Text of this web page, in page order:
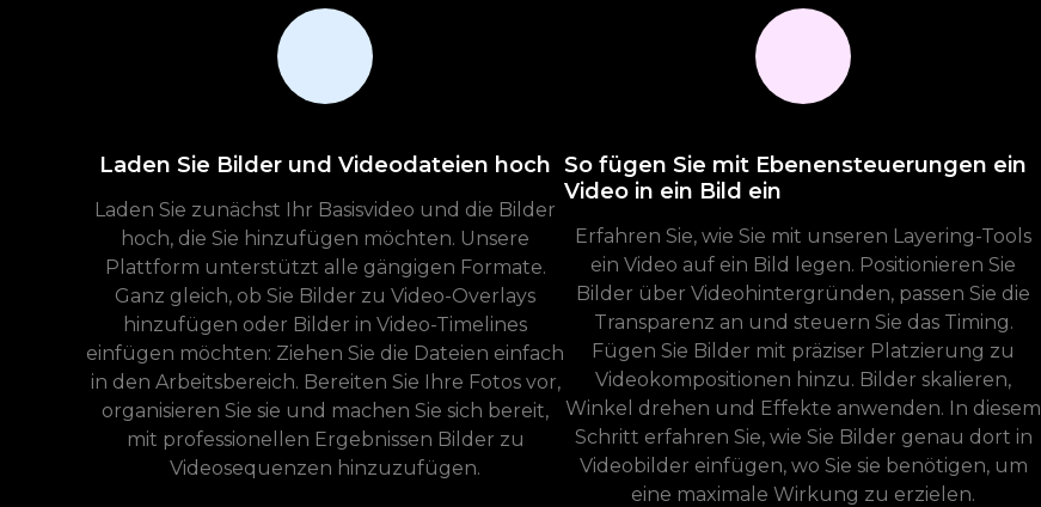
Laden Sie Bilder und Videodateien hoch
Laden Sie zunächst Ihr Basisvideo und die Bilder
hoch, die Sie hinzufügen möchten. Unsere
Plattform unterstützt alle gängigen Formate.
Ganz gleich, ob Sie Bilder zu Video-Overlays
hinzufügen oder Bilder in Video-Timelines
einfügen möchten: Ziehen Sie die Dateien einfach
in den Arbeitsbereich. Bereiten Sie Ihre Fotos vor,
organisieren Sie sie und machen Sie sich bereit,
mit professionellen Ergebnissen Bilder zu
Videosequenzen hinzuzufügen.
So fügen Sie mit Ebenensteuerungen ein
Video in ein Bild ein
Erfahren Sie, wie Sie mit unseren Layering-Tools
ein Video auf ein Bild legen. Positionieren Sie
Bilder über Videohintergründen, passen Sie die
Transparenz an und steuern Sie das Timing.
Fügen Sie Bilder mit präziser Platzierung zu
Videokompositionen hinzu. Bilder skalieren,
Winkel drehen und Effekte anwenden. In diesem
Schritt erfahren Sie, wie Sie Bilder genau dort in
Videobilder einfügen, wo Sie sie benötigen, um
eine maximale Wirkung zu erzielen.